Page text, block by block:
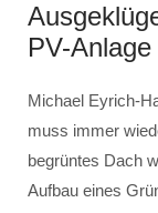
PV-
Michael Eyrich-
muss immer
begrüntes Dach
Aufbau eines